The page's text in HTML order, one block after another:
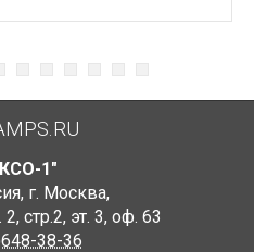
1"
, г. Москва,
стр.2, эт. 3, оф. 63
38-36